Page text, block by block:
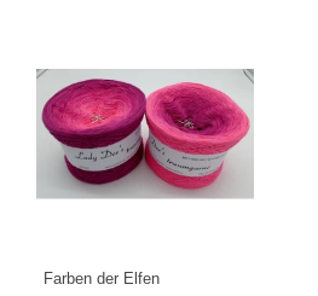
Farben der Elfen